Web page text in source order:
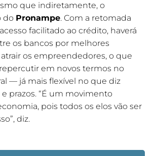
que indiretamente, o
do Pronampe. Com a retomada
facilitado ao crédito, haverá
os bancos por melhores
os empreendedores, o que
em novos termos no
— já mais flexível no que diz
prazos. “É um movimento
pois todos os elos vão ser
diz.